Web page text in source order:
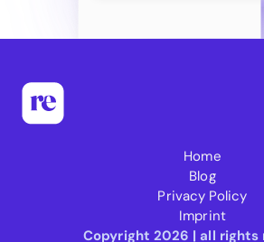
Home
Blog
Privacy Policy
Imprint
Copyright 2026 | all rights